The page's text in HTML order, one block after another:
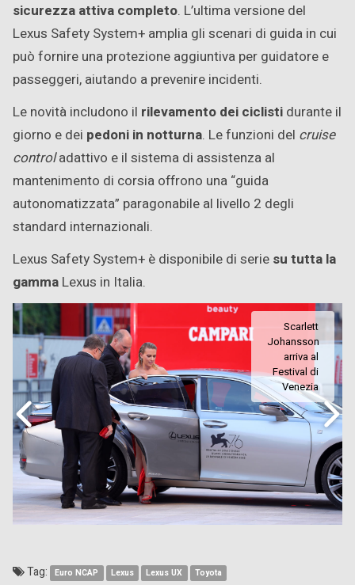
sicurezza attiva completo. L’ultima versione del
Lexus Safety System+ amplia gli scenari di guida in cui
può fornire una protezione aggiuntiva per guidatore e
passeggeri, aiutando a prevenire incidenti.
Le novità includono il rilevamento dei ciclisti durante il
giorno e dei pedoni in notturna. Le funzioni del cruise
controladattivo e il sistema di assistenza al
mantenimento di corsia offrono una “guida
autonomatizzata” paragonabile al livello 2 degli
standard internazionali.
Lexus Safety System+ è disponibile di serie su tutta la
gamma Lexus in Italia.
Scarlett
Johansson
arriva al
Festival di
Venezia
Tag: Euro NCAP Lexus Lexus UX Toyota